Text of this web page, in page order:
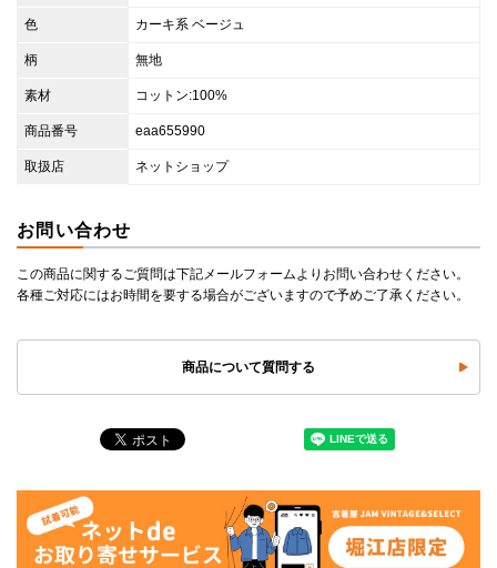
色 カーキ系 ベージュ
柄 無地
素材 コットン:100%
商品番号 eaa655990
取扱店 ネットショップ
お問い合わせ
この商品に関するご質問は下記メールフォームよりお問い合わせください。
各種ご対応にはお時間を要する場合がございますので予めご了承ください。
商品について質問する